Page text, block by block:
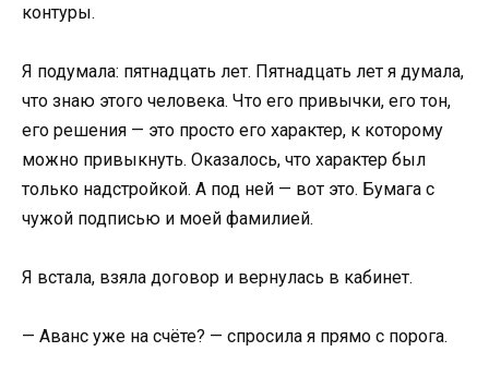
контуры.
Я подумала: пятнадцать лет. Пятнадцать лет я думала,
что знаю этого человека. Что его привычки, его тон,
его решения — это просто его характер, к которому
можно привыкнуть. Оказалось, что характер был
только надстройкой. А под ней — вот это. Бумага с
чужой подписью и моей фамилией.
Я встала, взяла договор и вернулась в кабинет.
— Аванс уже на счёте? — спросила я прямо с порога.